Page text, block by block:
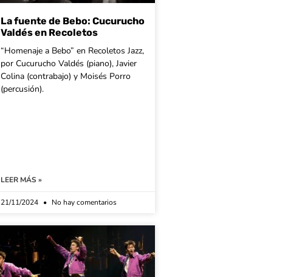
La fuente de Bebo: Cucurucho
Valdés en Recoletos
“Homenaje a Bebo” en Recoletos Jazz,
por Cucurucho Valdés (piano), Javier
Colina (contrabajo) y Moisés Porro
(percusión).
LEER MÁS »
21/11/2024 No hay comentarios